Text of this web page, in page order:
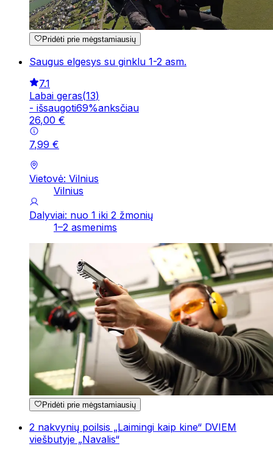
Pridėti prie mėgstamiausių
Saugus elgesys su ginklu 1-2 asm.
7.1
Labai geras(13)
- išsaugoti69%anksčiau
26,00 €
7,99 €
Vietovė: Vilnius
Vilnius
Dalyviai: nuo 1 iki 2 žmonių
1–2 asmenims
Pridėti prie mėgstamiausių
2 nakvynių poilsis „Laimingi kaip kine“ DVIEM
viešbutyje „Navalis“